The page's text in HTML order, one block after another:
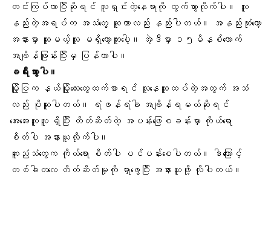
တင်းကြပ်လာပြီဆိုရင် လူရှင်းတဲ့နေရာကို ထွက်သွားလိုက်ပါ။ လူ
နည်းတဲ့အရပ်က အသံတွေ ဆူတာလည်း နည်းပါတယ်။ အနည်းဆုံးတော့
အနားမှာ ဆူမယ့်သူ မရှိတော့ဘူးပေါ့။ အဲ့ဒီမှာ ၁၅မိနစ်လောက်
အချိန်ဖြုန်းပြီးမှ ပြန်လာပါ။
ခရီးသွားပါ။
မြို့ပြက နယ်မြို့လေးတွေထက်စာရင် လူနေထူထပ်တဲ့အတွက် အသံ
လည်း ပိုဆူပါတယ်။ ရံဖန်ရံခါ အချိန်ရမယ်ဆိုရင်
အေးအေးလူလူ ရှိပြီး တိတ်ဆိတ်တဲ့ အပန်းဖြေစခန်းမှာ ကိုယ်ရော
စိတ်ပါ အနားယူလိုက်ပါ။
ဆူညံသံတွေက ကိုယ်ရော စိတ်ပါ ပင်ပန်းစေပါတယ်။ ဒါကြောင့်
တစ်ခါတလေ တိတ်ဆိတ်မှုကို ရှာဖွေပြီး အနားယူဖို့ လိုပါတယ်။